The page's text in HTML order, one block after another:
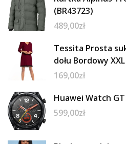
(BR43723)
489,00zł
Tessita Prosta
dołu Bordowy XXL
169,00zł
Huawei Watch
599,00zł